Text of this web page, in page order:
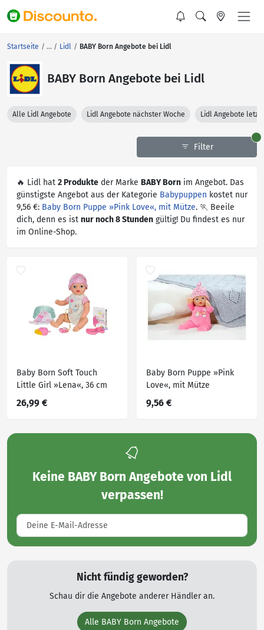
Startseite Lidl BABY Born Angebote bei Lidl
BABY Born Angebote bei Lidl
Alle Lidl Angebote Lidl Angebote nächster Woche Lidl Angebote
Filter
🔥 Lidl hat 2 Produkte der Marke BABY Born im Angebot. Das
günstigste Angebot aus der Kategorie Babypuppen kostet nur
9,56 €: Baby Born Puppe »Pink Love«, mit Mütze. 🏃 Beeile
dich, denn es ist nur noch 8 Stunden gültig! Du findest es nur
im Online-Shop.
Baby Born Soft Touch
Little Girl »Lena«, 36 cm
26,99 €
Baby Born Puppe »Pink
Love«, mit Mütze
9,56 €
Keine BABY Born Angebote von Lidl
verpassen!
Nicht fündig geworden?
Schau dir die Angebote anderer Händler an.
Alle BABY Born Angebote